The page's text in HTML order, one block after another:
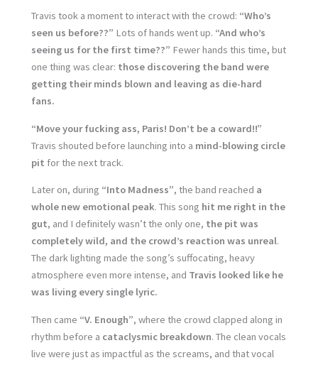
Travis took a moment to interact with the crowd: “Who’s
seen us before??” Lots of hands went up. “And who’s
seeing us for the first time??” Fewer hands this time, but
one thing was clear: those discovering the band were
getting their minds blown and leaving as die-hard
fans.
“Move your fucking ass, Paris! Don’t be a coward!!”
Travis shouted before launching into a mind-blowing circle
pit for the next track.
Later on, during “Into Madness”, the band reached a
whole new emotional peak. This song hit me right in the
gut, and I definitely wasn’t the only one, the pit was
completely wild, and the crowd’s reaction was unreal.
The dark lighting made the song’s suffocating, heavy
atmosphere even more intense, and Travis looked like he
was living every single lyric.
Then came “V. Enough”, where the crowd clapped along in
rhythm before a cataclysmic breakdown. The clean vocals
live were just as impactful as the screams, and that vocal